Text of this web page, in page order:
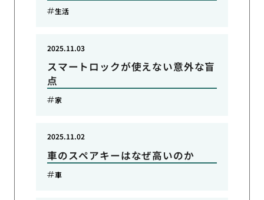
生活
スマートロックが使えない意外な盲
点
2025.11.03
家
車のスペアキーはなぜ高いのか
2025.11.02
車